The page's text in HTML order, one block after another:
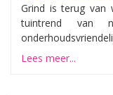
Grind is terug van
tuintrend van
Lees meer...